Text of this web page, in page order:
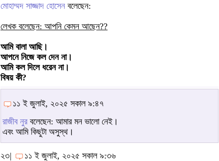
মোহাম্মদ সাজ্জাদ হোসেন বলেছেন:
লেখক বলেছেন: আপনি কেমন আছেন??
আমি বালা আছি।
আপনে নিজে কল দেন না।
আমি কল দিলে ধরেন না।
বিষয় কী?
১১ ই জুলাই, ২০২৫ সকাল ৯:৪৭
রাজীব নুর বলেছেন: আমার মন ভালো নেই।
এবং আমি কিছুটা অসুস্থ।
২৩|
১১ ই জুলাই, ২০২৫ সকাল ৯:৩৬